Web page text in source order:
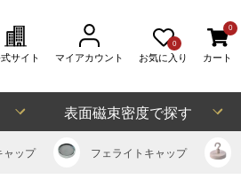
サイト マイアカウント
0
お気に入り
0
カート
表面磁束密度で探す
ャップ フェライト キャップ